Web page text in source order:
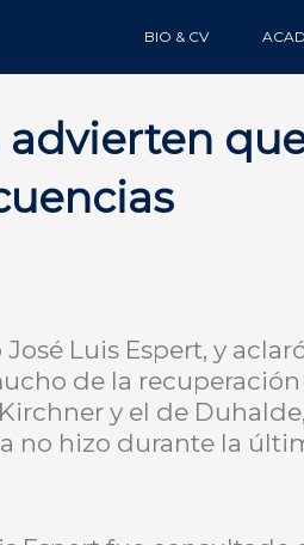
BIO & CV
advierten
José Luis Espert, y
de la
y el de
no hizo durante la